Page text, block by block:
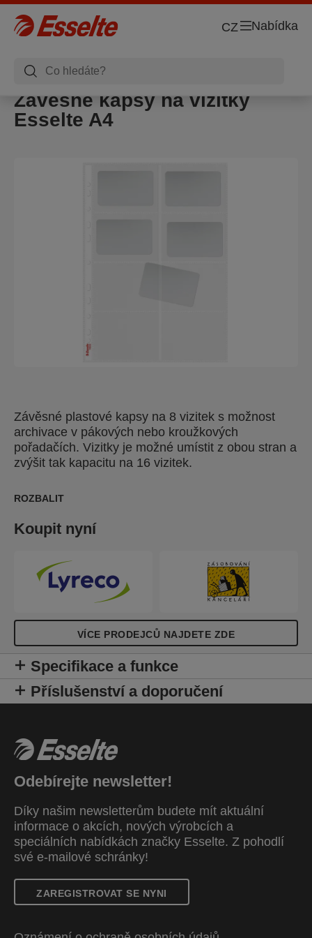
Nabídka
CZ
Závěsné kapsy na vizitky
Esselte A4
Závěsné plastové kapsy na 8 vizitek s možnost
archivace v pákových nebo kroužkových
pořadačích. Vizitky je možné umístit z obou stran a
zvýšit tak kapacitu na 16 vizitek.
ROZBALIT
Koupit nyní
VÍCE PRODEJCŮ NAJDETE ZDE
Specifikace a funkce
Příslušenství a doporučení
Odebírejte newsletter!
Díky našim newsletterům budete mít aktuální
informace o akcích, nových výrobcích a
speciálních nabídkách značky Esselte. Z pohodlí
své e-mailové schránky!
ZAREGISTROVAT SE NYNI